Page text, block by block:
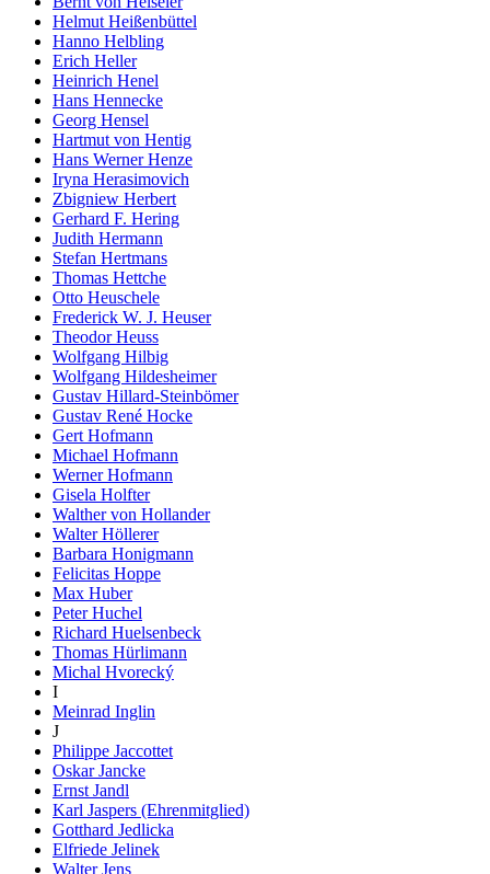
Helmut Heißenbüttel
Hanno Helbling
Erich Heller
Heinrich Henel
Hans Hennecke
Georg Hensel
Hartmut von Hentig
Hans Werner Henze
Iryna Herasimovich
Zbigniew Herbert
Gerhard F. Hering
Judith Hermann
Stefan Hertmans
Thomas Hettche
Otto Heuschele
Frederick W. J. Heuser
Theodor Heuss
Wolfgang Hilbig
Wolfgang Hildesheimer
Gustav Hillard-Steinbömer
Gustav René Hocke
Gert Hofmann
Michael Hofmann
Werner Hofmann
Gisela Holfter
Walther von Hollander
Walter Höllerer
Barbara Honigmann
Felicitas Hoppe
Max Huber
Peter Huchel
Richard Huelsenbeck
Thomas Hürlimann
Michal Hvorecký
I
Meinrad Inglin
J
Philippe Jaccottet
Oskar Jancke
Ernst Jandl
Karl Jaspers (Ehrenmitglied)
Gotthard Jedlicka
Elfriede Jelinek
Walter Jens